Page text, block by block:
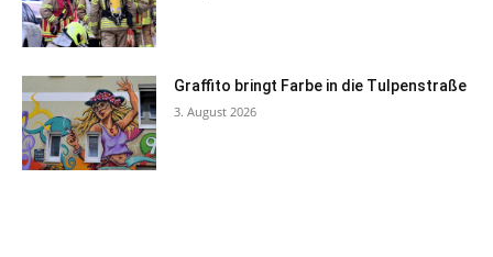
Graffito bringt Farbe in die Tulpenstraße
3. August 2026